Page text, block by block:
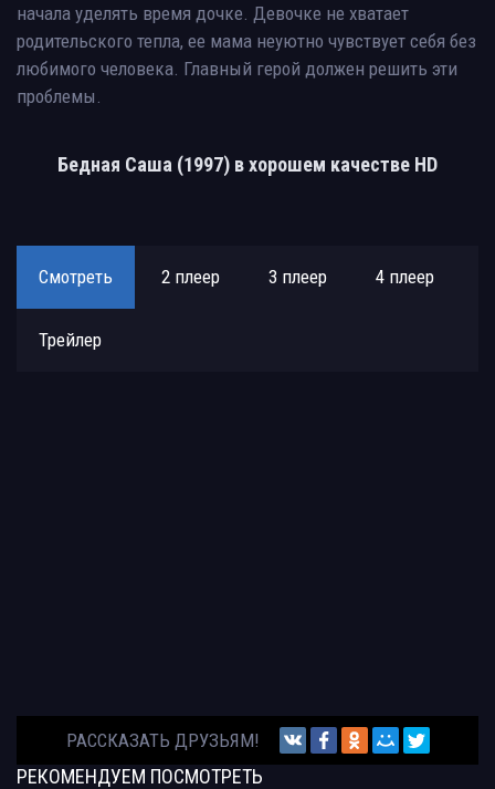
начала уделять время дочке. Девочке не хватает
родительского тепла, ее мама неуютно чувствует себя без
любимого человека. Главный герой должен решить эти
проблемы.
Бедная Саша (1997) в хорошем качестве HD
Смотреть 2 плеер 3 плеер 4 плеер
Трейлер
РАССКАЗАТЬ ДРУЗЬЯМ!
РЕКОМЕНДУЕМ ПОСМОТРЕТЬ